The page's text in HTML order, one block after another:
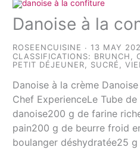
Danoise à la
ROSEENCUISINE
13 MAY
CLASSIFICATIONS: BRUNCH ,
PETIT DÉJEUNER
SUCRÉ ,
Danoise à la crème
Chef ExperienceLe Tube
danoise200 g de farine
pain200 g de beurre froid
boulanger déshydratée25